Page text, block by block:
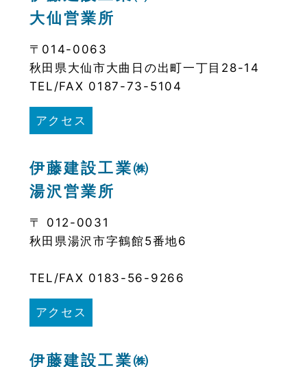
大仙営業所
〒014-0063
秋田県大仙市大曲日の出町一丁目28-14
TEL/FAX 0187-73-5104
アクセス
伊藤建設工業㈱
湯沢営業所
〒 012-0031
秋田県湯沢市字鶴館5番地6
TEL/FAX 0183-56-9266
アクセス
伊藤建設工業㈱